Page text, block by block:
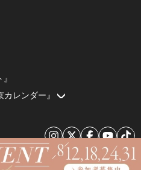
レンダー』
© 2026 by Tokyo Calendar, Inc.